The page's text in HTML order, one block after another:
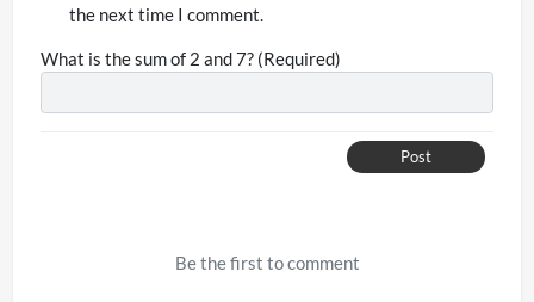
the next time I comment.
What is the sum of 2 and 7? (Required)
Post
Be the first to comment